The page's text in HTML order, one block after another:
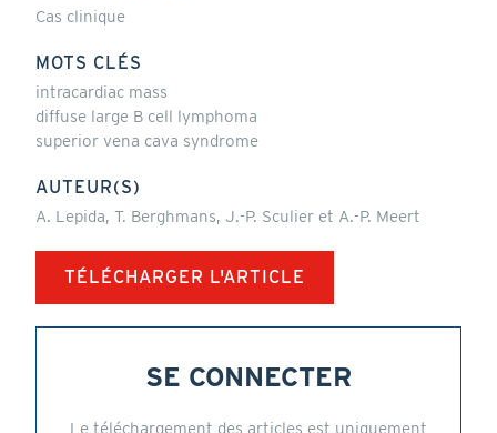
Cas clinique
MOTS CLÉS
intracardiac mass
diffuse large B cell lymphoma
superior vena cava syndrome
AUTEUR(S)
A. Lepida, T. Berghmans, J.-P. Sculier et A.-P. Meert
TÉLÉCHARGER L'ARTICLE
SE CONNECTER
Le téléchargement des articles est uniquement